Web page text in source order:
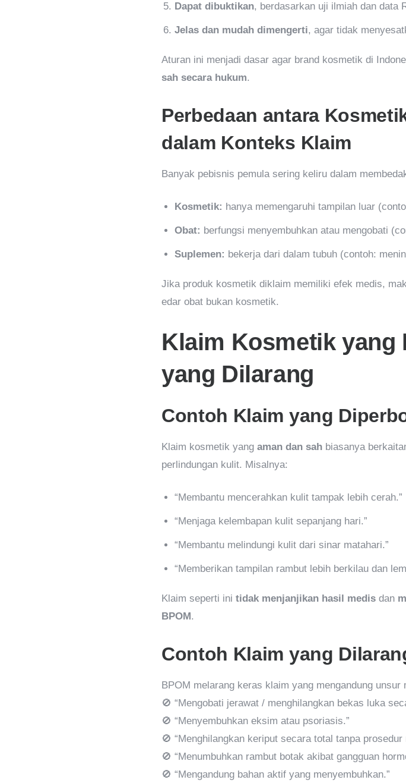
Dapat dibuktikan, berdasarkan uji ilmiah dan data
Jelas dan mudah dimengerti, agar tidak
Aturan ini menjadi dasar agar brand kosmetik di
sah secara hukum.
Perbedaan antara
dalam Konteks Klaim
Banyak pebisnis pemula sering keliru dalam
Kosmetik: hanya memengaruhi tampilan luar
Obat: berfungsi menyembuhkan atau mengobati
Suplemen: bekerja dari dalam tubuh (contoh:
Jika produk kosmetik diklaim memiliki efek medis,
edar obat bukan kosmetik.
Klaim Kosmetik yang
yang Dilarang
Contoh Klaim yang
Klaim kosmetik yang aman dan sah biasanya
perlindungan kulit. Misalnya:
“Membantu mencerahkan kulit tampak lebih cerah.”
“Menjaga kelembapan kulit sepanjang hari.”
“Membantu melindungi kulit dari sinar matahari.”
“Memberikan tampilan rambut lebih berkilau dan
Klaim seperti ini tidak menjanjikan hasil medis dan
BPOM.
Contoh Klaim yang
BPOM melarang keras klaim yang mengandung unsur
🚫 “Mengobati jerawat / menghilangkan bekas luka
🚫 “Menyembuhkan eksim atau psoriasis.”
🚫 “Menghilangkan keriput secara total tanpa prosedur
🚫 “Menumbuhkan rambut botak akibat gangguan
🚫 “Mengandung bahan aktif yang menyembuhkan.”